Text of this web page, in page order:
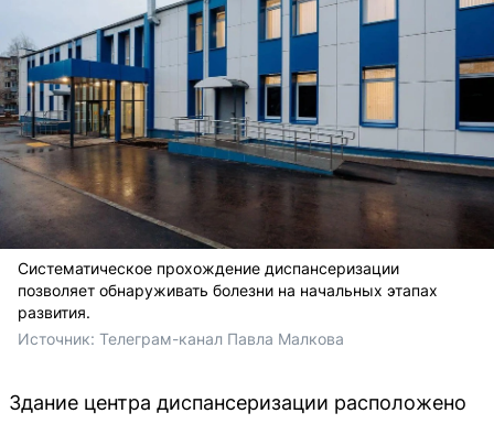
Систематическое прохождение диспансеризации
позволяет обнаруживать болезни на начальных этапах
развития.
Источник: Телеграм-канал Павла Малкова
Здание центра диспансеризации расположено